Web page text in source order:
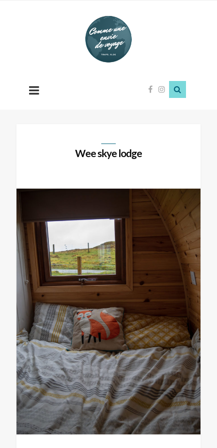
Comme
une
envie
de
Wee skye lodge